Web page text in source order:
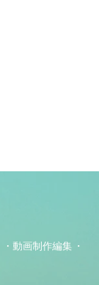
動画制作編集